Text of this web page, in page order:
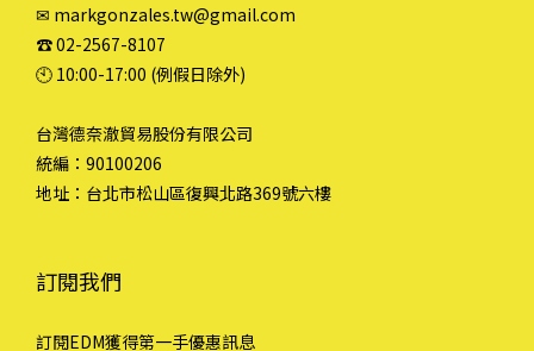
✉ markgonzales.tw@gmail.com
☎︎ 02-2567-8107
🕙︎ 10:00-17:00 (例假日除外)
台灣德奈澈貿易股份有限公司
統編：90100206
地址：台北市松山區復興北路369號六樓
訂閱我們
訂閱EDM獲得第一手優惠訊息